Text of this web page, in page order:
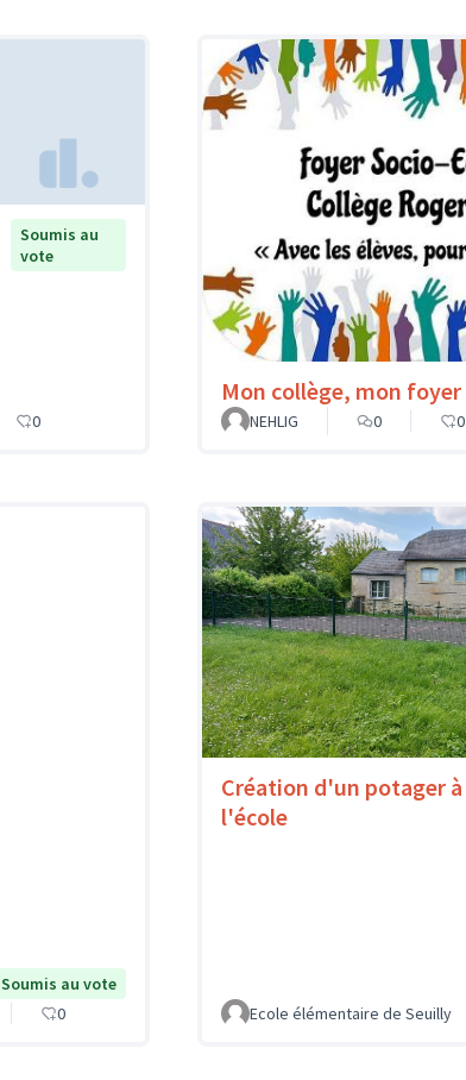
Soumis au
vote
0
Mon collège, mon foyer
NEHLIG
0 0
Soumis au vote
0
Création d'un potager à
l'école
Ecole élémentaire de Seuilly